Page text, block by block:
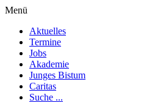
Menü
Aktuelles
Termine
Jobs
Akademie
Junges Bistum
Caritas
Suche ...